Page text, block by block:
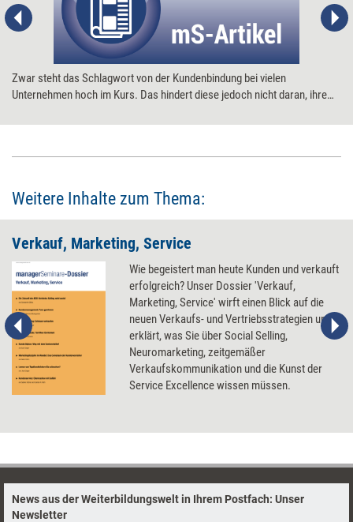
Zwar steht das Schlagwort von der Kundenbindung bei vielen
Unternehmen hoch im Kurs. Das hindert diese jedoch nicht daran, ihre
ausschließlich für ihre Produktorientierung zu belohnen. Es fehlt an den
Unternehmenstrategie durch konkretes Handeln der Mitarbeiter auch
entsprechendes Beurteilungs- und Entgeltsystem beruhen?
Weitere Inhalte zum Thema:
Verkauf, Marketing, Service
Wie begeistert man heute Kunden und verkauft
erfolgreich? Unser Dossier 'Verkauf,
Marketing, Service' wirft einen Blick auf die
neuen Verkaufs- und Vertriebsstrategien und
erklärt, was Sie über Social Selling,
Neuromarketing, zeitgemäßer
Verkaufskommunikation und die Kunst der
Service Excellence wissen müssen.
News aus der Weiterbildungswelt in Ihrem Postfach: Unser
Newsletter